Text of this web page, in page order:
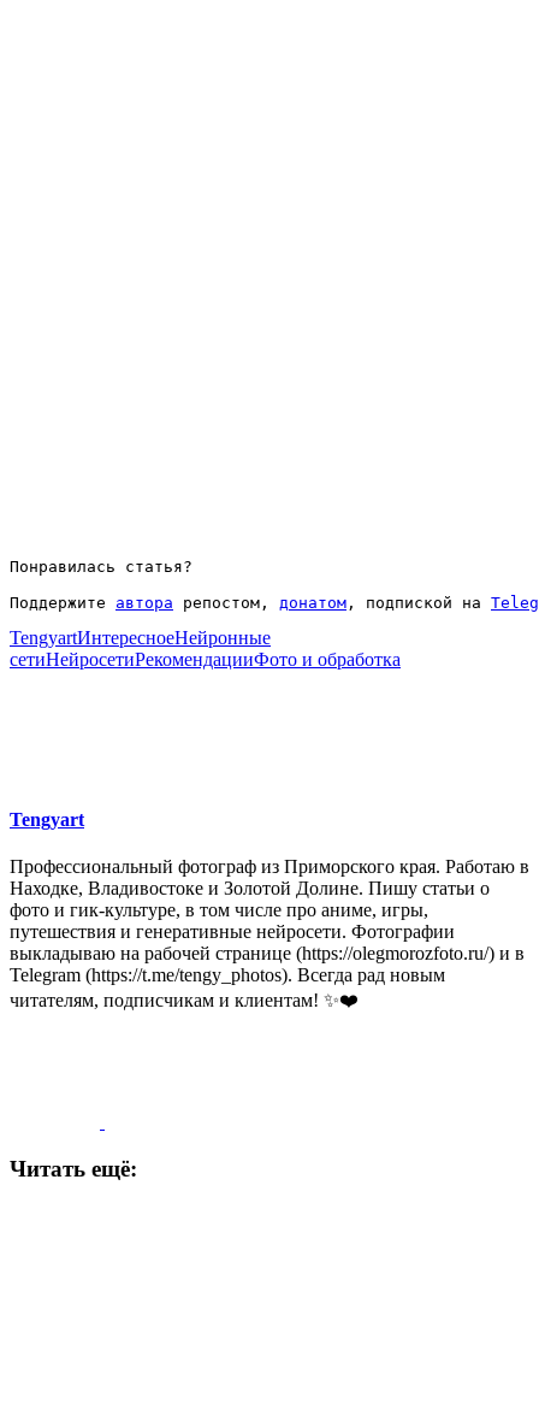
Понравилась статья?
Поддержите автора репостом, донатом , подпиской на
TengyartИнтересноеНейронные
сетиНейросетиРекомендацииФото и обработка
Tengyart
Профессиональный фотограф из Приморского края. Работаю в
Находке, Владивостоке и Золотой Долине. Пишу статьи о
фото и гик-культуре, в том числе про аниме, игры,
путешествия и генеративные нейросети. Фотографии
выкладываю на рабочей странице (https://olegmorozfoto.ru/) и в
Telegram (https://t.me/tengy_photos). Всегда рад новым
читателям, подписчикам и клиентам! ✨❤️
Читать ещё: